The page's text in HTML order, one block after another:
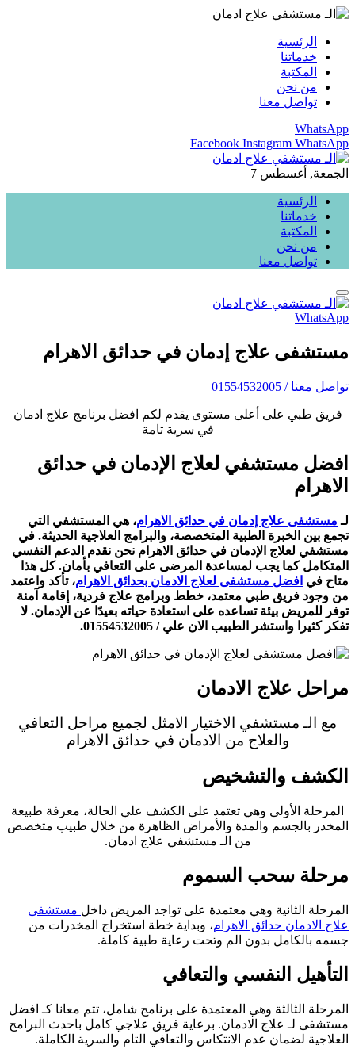
الرئسية
خدماتنا
المكتبة
من نحن
تواصل معنا
WhatsApp
Facebook Instagram WhatsApp
الجمعة, أغسطس 7
الرئسية
خدماتنا
المكتبة
من نحن
تواصل معنا
WhatsApp
مستشفى علاج إدمان في حدائق الاهرام
تواصل معنا / 01554532005
فريق طبي على أعلى مستوى يقدم لكم افضل برنامج علاج ادمان
في سرية تامة
افضل مستشفي لعلاج الإدمان في حدائق
الاهرام
لـ مستشفى علاج إدمان في حدائق الاهرام، هي المستشفي التي
تجمع بين الخبرة الطبية المتخصصة، والبرامج العلاجية الحديثة. في
مستشفي لعلاج الإدمان في حدائق الاهرام نحن نقدم الدعم النفسي
المتكامل كما يجب لمساعدة المرضى على التعافي بأمان. كل هذا
متاح في افضل مستشفى لعلاج الادمان بحدائق الاهرام، تأكد واعتمد
من وجود فريق طبي معتمد، خطط وبرامج علاج فردية، إقامة آمنة
توفر للمريض بيئة تساعده على استعادة حياته بعيدًا عن الإدمان. لا
تفكر كثيرا واستشر الطبيب الان علي / 01554532005.
مراحل علاج الادمان
مع الـ مستشفي الاختيار الامثل لجميع مراحل التعافي
والعلاج من الادمان في حدائق الاهرام
الكشف والتشخيص
المرحلة الأولى وهي تعتمد على الكشف علي الحالة، معرفة طبيعة
المخدر بالجسم والمدة والأمراض الظاهرة من خلال طبيب متخصص
من الـ مستشفي علاج ادمان.
مرحلة سحب السموم
المرحلة الثانية وهي معتمدة على تواجد المريض داخل مستشفى
علاج الادمان حدائق الاهرام، وبداية خطة استخراج المخدرات من
جسمه بالكامل بدون الم وتحت رعاية طبية كاملة.
التأهيل النفسي والتعافي
المرحلة الثالثة وهي المعتمدة على برنامج شامل، تتم معانا كـ افضل
مستشفى لـ علاج الادمان. برعاية فريق علاجي كامل باحدث البرامج
العلاجية لضمان عدم الانتكاس والتعافي التام والسرية الكاملة.